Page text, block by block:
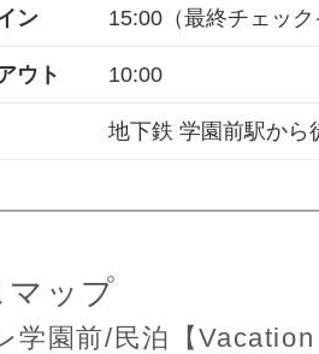
ン 15:00 （最終チェッ
ウト 10:00
地下鉄 学園前駅から
マップ
学園前/民泊【Vacation